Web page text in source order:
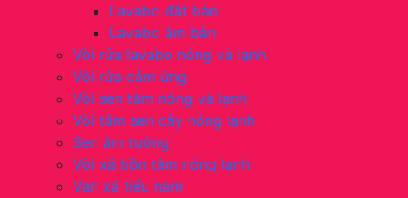
Lavabo đặt bàn
Lavabo âm bàn
Vòi rửa lavabo nóng và lạnh
Vòi rửa cảm ứng
Vòi sen tắm nóng và lạnh
Vòi tắm sen cây nóng lạnh
Sen âm tường
Vòi xả bồn tắm nóng lạnh
Van xả tiểu nam